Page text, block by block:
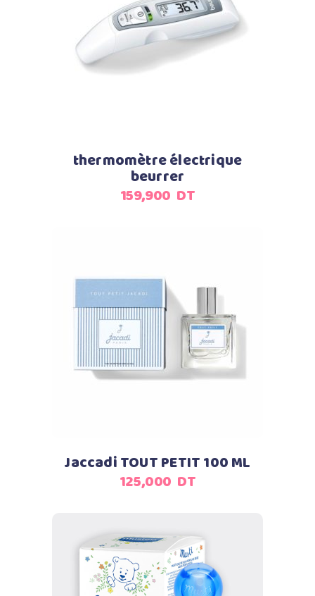
Ajouter au panier
thermomètre électrique
beurrer
159,900 DT
Ajouter au panier
Jaccadi TOUT PETIT 100 ML
125,000 DT